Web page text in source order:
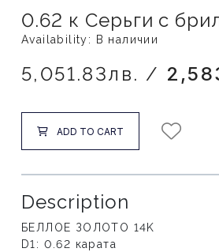
0.62 к Серьги с
Availability: В наличии
5,051.83лв. /
ADD TO CART
Description
БЕЛЛОЕ ЗОЛОТО 14K
D1: 0.62 карата